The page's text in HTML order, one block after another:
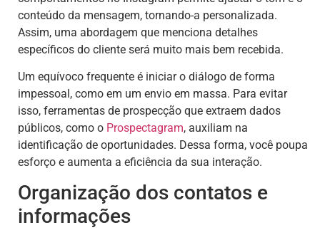
conteúdo da mensagem, tornando-a personalizada.
Assim, uma abordagem que menciona detalhes
específicos do cliente será muito mais bem recebida.
Um equívoco frequente é iniciar o diálogo de forma
impessoal, como em um envio em massa. Para evitar
isso, ferramentas de prospecção que extraem dados
públicos, como o Prospectagram, auxiliam na
identificação de oportunidades. Dessa forma, você poupa
esforço e aumenta a eficiência da sua interação.
Organização dos contatos e
informações